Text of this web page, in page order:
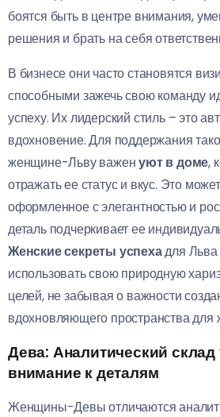
боятся быть в центре внимания,
решения и брать на себя
В бизнесе они часто становятся
способными зажечь свою команду
успеху. Их лидерский стиль – это
вдохновение. Для поддержания
женщине-Льву важенуют в доме,
отражать ее статус и вкус. Это
оформленное с элегантностью и
деталь подчеркивает ее
Женские секреты успехадля Льва
использовать свою природную
целей, не забывая о важности
вдохновляющего пространства для
Дева: Аналитический
внимание к деталям
Женщины-Девы отличаются